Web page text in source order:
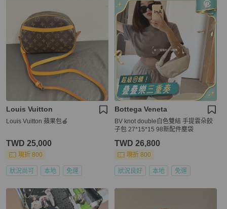
Louis Vuitton
Louis Vuitton 蘋果包🍎
TWD 25,000
現折 800
狀況尚可 本地 免運
Bottega Veneta
BV knot double白色雙結 手提雲朵餃
子包 27*15*15 98新配件塵袋
TWD 26,800
現折 800
狀況良好 本地 免運